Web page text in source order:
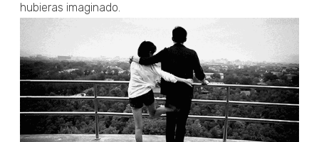
hubieras imaginado.